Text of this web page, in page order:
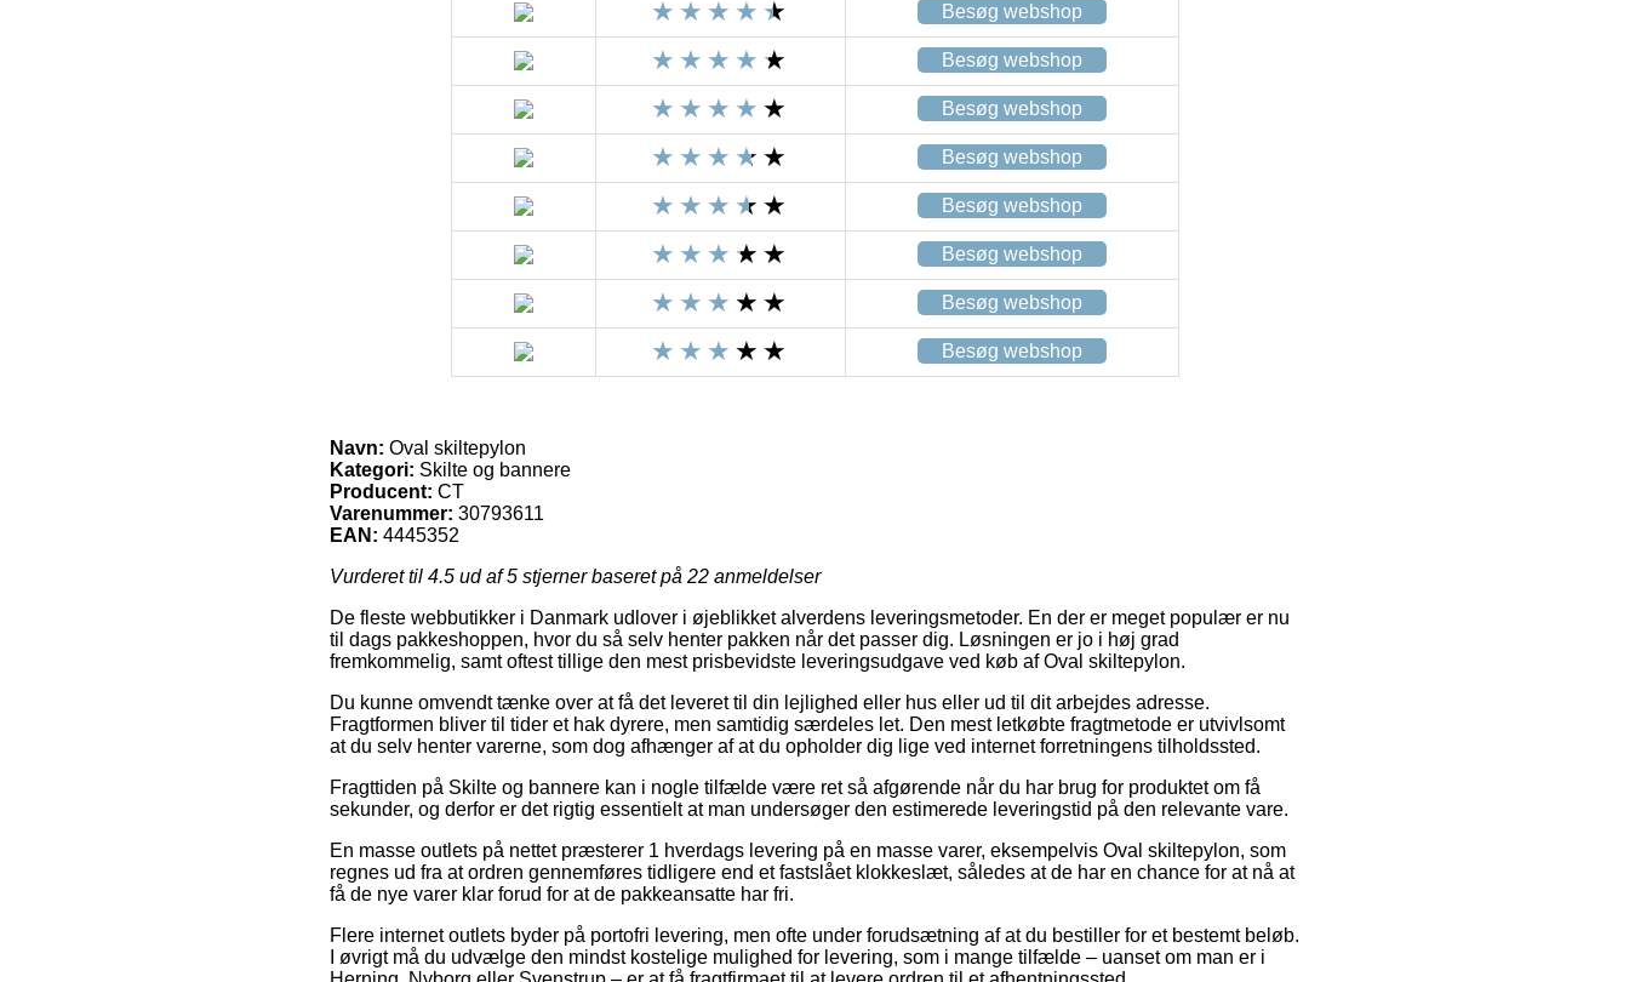
Besøg webshop
Besøg webshop
Besøg webshop
Besøg webshop
Besøg webshop
Besøg webshop
Besøg webshop
Besøg webshop
Navn: Oval skiltepylon
Kategori: Skilte og bannere
Producent: CT
Varenummer: 30793611
EAN: 4445352
Vurderet til 4.5 ud af 5 stjerner baseret på 22 anmeldelser
De fleste webbutikker i Danmark udlover i øjeblikket alverdens leveringsmetoder. En der er meget populær er nu
til dags pakkeshoppen, hvor du så selv henter pakken når det passer dig. Løsningen er jo i høj grad
fremkommelig, samt oftest tillige den mest prisbevidste leveringsudgave ved køb af Oval skiltepylon.
Du kunne omvendt tænke over at få det leveret til din lejlighed eller hus eller ud til dit arbejdes adresse.
Fragtformen bliver til tider et hak dyrere, men samtidig særdeles let. Den mest letkøbte fragtmetode er utvivlsomt
at du selv henter varerne, som dog afhænger af at du opholder dig lige ved internet forretningens tilholdssted.
Fragttiden på Skilte og bannere kan i nogle tilfælde være ret så afgørende når du har brug for produktet om få
sekunder, og derfor er det rigtig essentielt at man undersøger den estimerede leveringstid på den relevante vare.
En masse outlets på nettet præsterer 1 hverdags levering på en masse varer, eksempelvis Oval skiltepylon, som
regnes ud fra at ordren gennemføres tidligere end et fastslået klokkeslæt, således at de har en chance for at nå at
få de nye varer klar forud for at de pakkeansatte har fri.
Flere internet outlets byder på portofri levering, men ofte under forudsætning af at du bestiller for et bestemt beløb.
I øvrigt må du udvælge den mindst kostelige mulighed for levering, som i mange tilfælde – uanset om man er i